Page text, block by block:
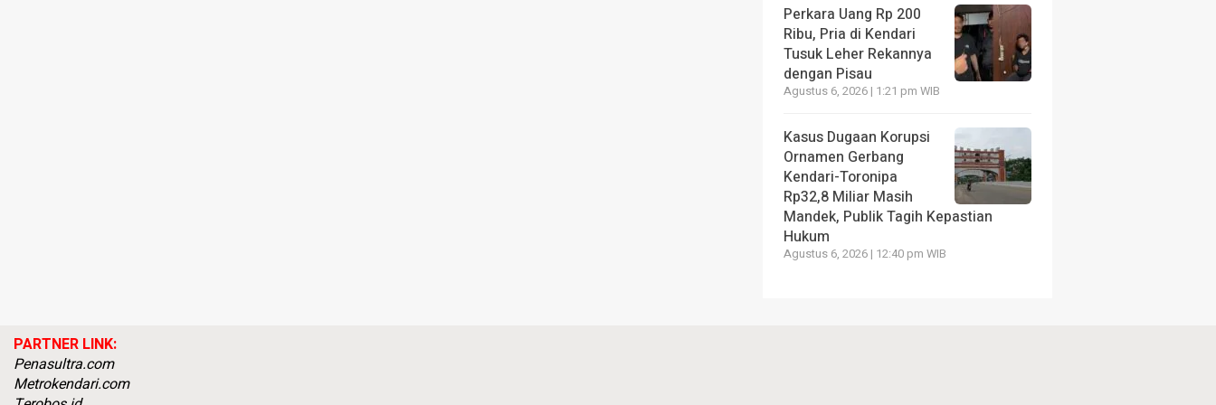
Perkara Uang Rp 200
Ribu, Pria di Kendari
Tusuk Leher Rekannya
dengan Pisau
Agustus 6, 2026 | 1:21 pm WIB
Kasus Dugaan Korupsi
Ornamen Gerbang
Kendari-Toronipa
Rp32,8 Miliar Masih
Mandek, Publik Tagih Kepastian
Hukum
Agustus 6, 2026 | 12:40 pm WIB
PARTNER LINK:
Penasultra.com
Metrokendari.com